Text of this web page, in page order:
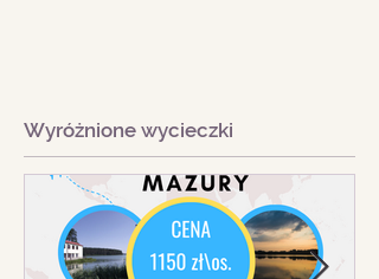
Wyróżnione wycieczki